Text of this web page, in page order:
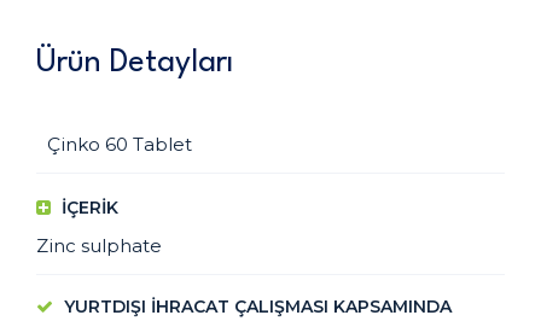
Ürün Detayları
Çinko 60 Tablet
IÇERIK
Zinc sulphate
YURTDIŞI İHRACAT ÇALIŞMASI KAPSAMINDA